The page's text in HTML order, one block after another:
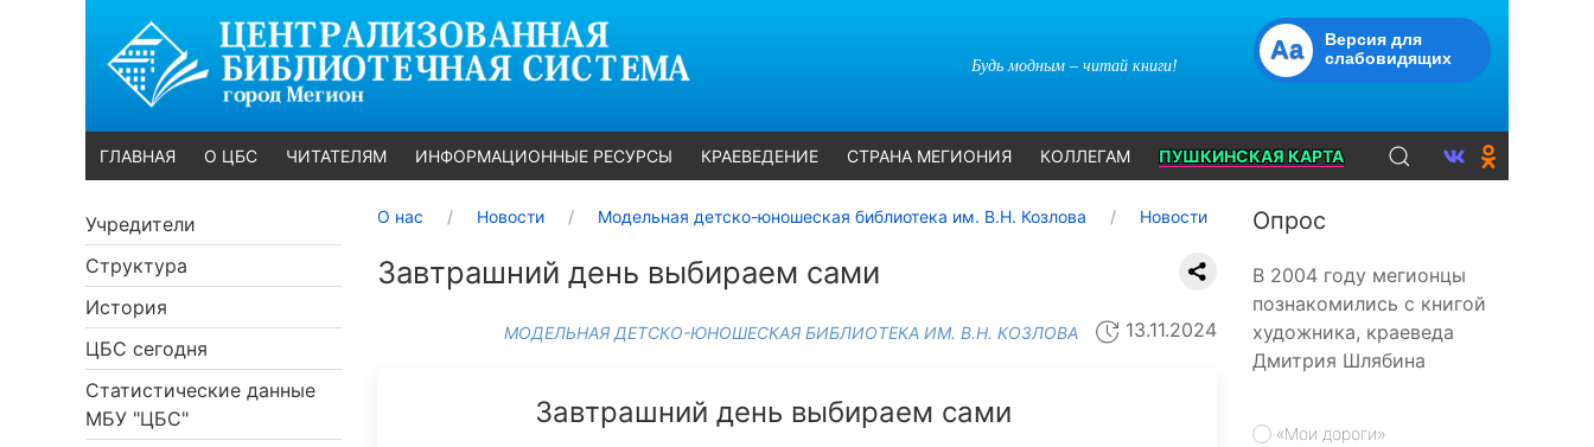
Будь модным – читай книги!
Aa
Версия для
слабовидящих
ГЛАВНАЯ О ЦБС ЧИТАТЕЛЯМ ИНФОРМАЦИОННЫЕ РЕСУРСЫ КРАЕВЕДЕНИЕ СТРАНА МЕГИОНИЯ КОЛЛЕГАМ ПУШКИНСКАЯ КАРТА
Учредители
Структура
История
ЦБС сегодня
Статистические данные
МБУ "ЦБС"
О нас Новости Модельная детско-юношеская библиотека им. В.Н. Козлова Новости
Завтрашний день выбираем сами
МОДЕЛЬНАЯ ДЕТСКО-ЮНОШЕСКАЯ БИБЛИОТЕКА ИМ. В.Н. КОЗЛОВА 13.11.2024
Завтрашний день выбираем сами
Опрос
В 2004 году мегионцы
познакомились с книгой
художника, краеведа
Дмитрия Шлябина
«Мои дороги»